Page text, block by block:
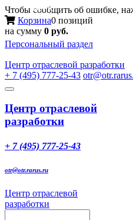
Чтобы сообщить об ошибке,
Корзина0 позиций
на сумму 0 руб.
Персональный раздел
Центр отраслевой разработки
+ 7 (495) 777-25-43
Toggle
Меню
Центр отраслевой
разработки
+ 7 (495) 777-25-43
otr@otr.rarus.ru
Центр отраслевой
разработки